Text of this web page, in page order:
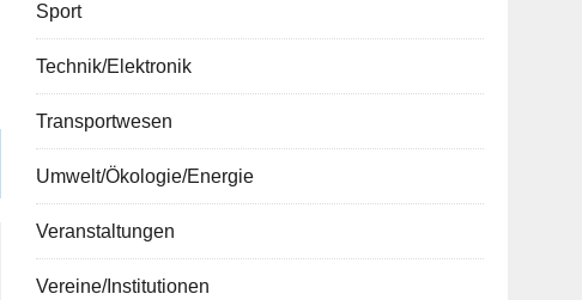
Sport
Technik/Elektronik
Transportwesen
Umwelt/Ökologie/Energie
Veranstaltungen
Vereine/Institutionen